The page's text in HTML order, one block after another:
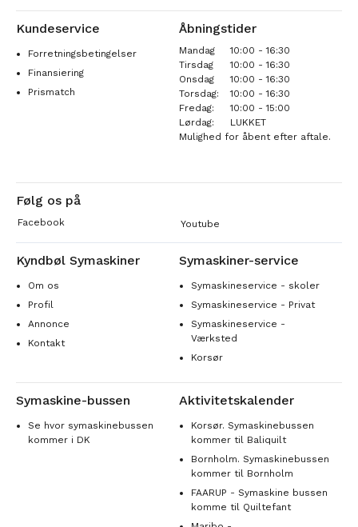
Kundeservice
Forretningsbetingelser
Finansiering
Prismatch
Åbningstider
Mandag
10:00 - 16:30
Tirsdag
10:00 - 16:30
Onsdag
10:00 - 16:30
Torsdag:
10:00 - 16:30
Fredag:
10:00 - 15:00
Lørdag:
LUKKET
Mulighed for åbent efter aftale.
Følg os på
Facebook Youtube
Kyndbøl Symaskiner
Om os
Profil
Annonce
Kontakt
Symaskiner-service
Symaskineservice - skoler
Symaskineservice - Privat
Symaskineservice -
Værksted
Korsør
Symaskine-bussen
Se hvor symaskinebussen
kommer i DK
Aktivitetskalender
Korsør. Symaskinebussen
kommer til Baliquilt
Bornholm. Symaskinebussen
kommer til Bornholm
FAARUP - Symaskine bussen
komme til Quiltefant